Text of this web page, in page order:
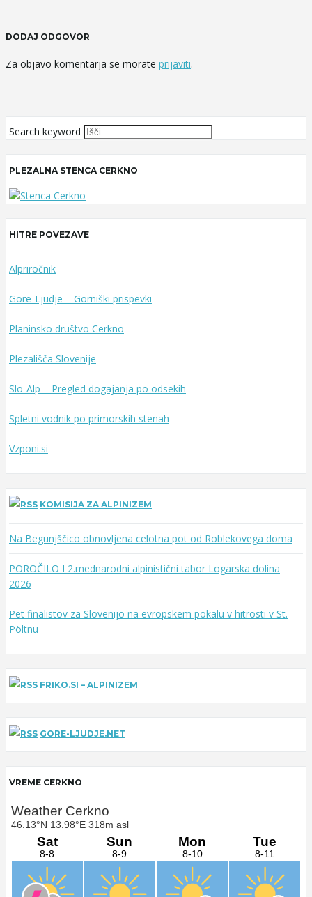
DODAJ ODGOVOR
Za objavo komentarja se morate prijaviti.
Search keyword
PLEZALNA STENCA CERKNO
HITRE POVEZAVE
Alpriročnik
Gore-Ljudje – Gorniški prispevki
Planinsko društvo Cerkno
Plezališča Slovenije
Slo-Alp – Pregled dogajanja po odsekih
Spletni vodnik po primorskih stenah
Vzponi.si
KOMISIJA ZA ALPINIZEM
Na Begunjščico obnovljena celotna pot od Roblekovega doma
POROČILO I 2.mednarodni alpinistični tabor Logarska dolina
2026
Pet finalistov za Slovenijo na evropskem pokalu v hitrosti v St.
Pöltnu
FRIKO.SI – ALPINIZEM
GORE-LJUDJE.NET
VREME CERKNO